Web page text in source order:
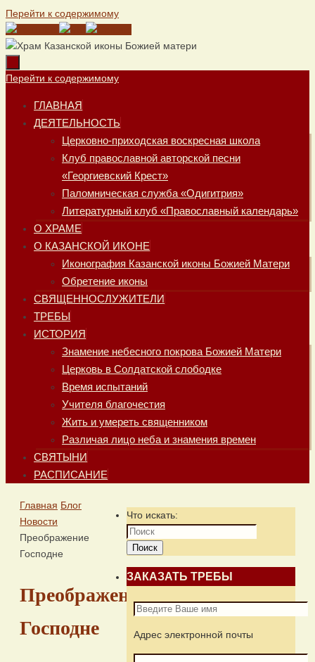
Перейти к содержимому
Перейти к содержимому
ГЛАВНАЯ
ДЕЯТЕЛЬНОСТЬ
Церковно-приходская воскресная школа
Клуб православной авторской песни
«Георгиевский Крест»
Паломническая служба «Одигитрия»
Литературный клуб «Православный календарь»
О ХРАМЕ
О КАЗАНСКОЙ ИКОНЕ
Иконография Казанской иконы Божией Матери
Обретение иконы
СВЯЩЕННОСЛУЖИТЕЛИ
ТРЕБЫ
ИСТОРИЯ
Знамение небесного покрова Божией Матери
Церковь в Солдатской слободке
Время испытаний
Учителя благочестия
Жить и умереть священником
Различая лицо неба и знамения времен
СВЯТЫНИ
РАСПИСАНИЕ
Главная Блог
Новости
Преображение
Господне
Преображение
Господне
Что искать:
Поиск
ЗАКАЗАТЬ ТРЕБЫ
Адрес электронной почты